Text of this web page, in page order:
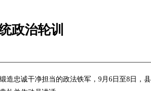
政治轮训
造忠诚干净担当的政法铁军，9月6日至8日，